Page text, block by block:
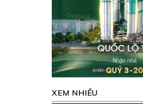
XEM NHIỀU